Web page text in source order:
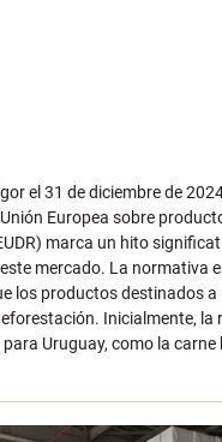
el 31 de diciembre de
Europea sobre
marca un hito
mercado. La normativa
los productos destinados a
Inicialmente, la
Uruguay, como la carne